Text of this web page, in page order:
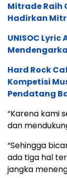
Mitrade Raih
Hadirkan
UNISOC
Hard Rock
Kompetisi
Pendatang
“Karena kami
dan
“Sehingga
ada tiga hal
jangka